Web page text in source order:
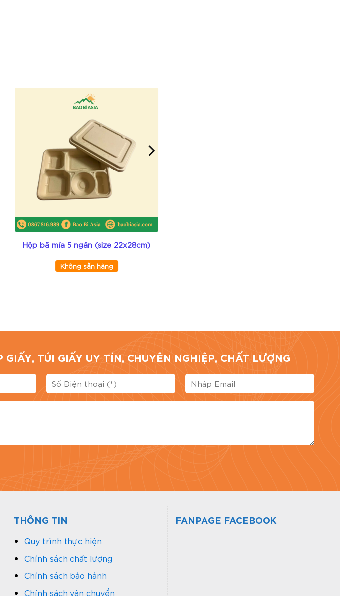
vận chuyển.
phẩm tối ưu.
hiệu một cách hiệu quả.
lượng tại Thành phố Hồ Chí Minh.
Đánh giá bài viết
Hộp bã mía 5 ngăn (size 22x28cm)
Không sẵn hàng
TÚI GIẤY UY TÍN, CHUYÊN NGHIỆP, CHẤT LƯỢNG
THÔNG TIN
Quy trình thực hiện
Chính sách chất lượng
Chính sách bảo hành
Chính sách vận chuyển
FANPAGE FACEBOOK